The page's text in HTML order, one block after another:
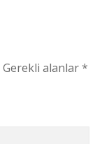
Gerekli alanlar*